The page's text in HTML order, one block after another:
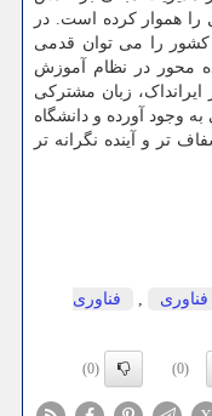
را هموار کرده است. در
کشور را می توان قدمی
محور در نظام آموزش
ایرانداک، زبان مشترکی
وجود آورده و دانشگاه
تر و آینده نگرانه تر
فناوری ,
فناوری
(0)
(0)